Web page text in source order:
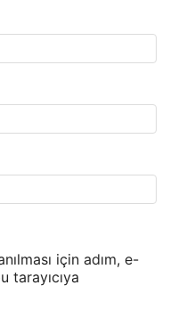
için adım, e-
tarayıcıya